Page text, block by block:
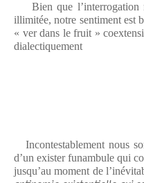
Bien que l’interrogation
illimitée, notre sentiment est
« ver dans le fruit »
dialectiquement
Incontestablement nous
d’un exister funambule qui
jusqu’au moment de